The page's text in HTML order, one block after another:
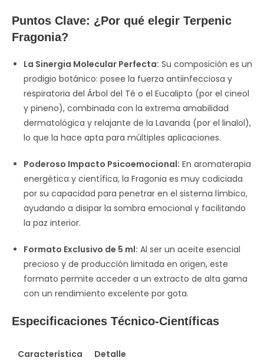
Puntos Clave: ¿Por qué elegir Terpenic
Fragonia?
La Sinergia Molecular Perfecta: Su composición es un
prodigio botánico: posee la fuerza antiinfecciosa y
respiratoria del Árbol del Té o el Eucalipto (por el cineol
y pineno), combinada con la extrema amabilidad
dermatológica y relajante de la Lavanda (por el linalol),
lo que la hace apta para múltiples aplicaciones.
Poderoso Impacto Psicoemocional: En aromaterapia
energética y científica, la Fragonia es muy codiciada
por su capacidad para penetrar en el sistema límbico,
ayudando a disipar la sombra emocional y facilitando
la paz interior.
Formato Exclusivo de 5 ml: Al ser un aceite esencial
precioso y de producción limitada en origen, este
formato permite acceder a un extracto de alta gama
con un rendimiento excelente por gota.
Especificaciones Técnico-Científicas
Característica Detalle